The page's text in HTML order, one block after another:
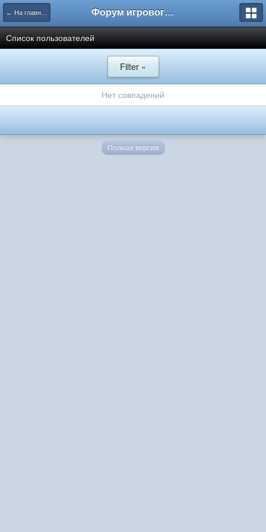
← На главную Форум игрового проекта Riverrise
Список пользователей
Filter »
Нет совпадений
Полная версия